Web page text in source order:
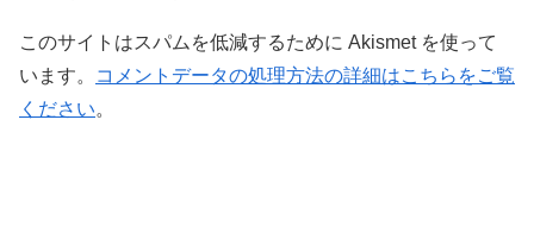
このサイトはスパムを低減するために Akismet を使って
います。
コメントデータの処理方法の詳細はこちらをご覧
ください。